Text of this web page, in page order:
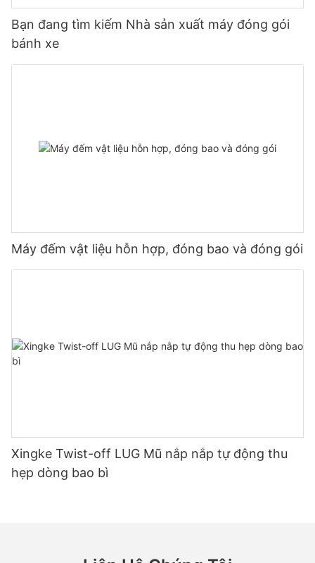
Bạn đang tìm kiếm Nhà sản xuất máy đóng gói
bánh xe
Máy đếm vật liệu hỗn hợp, đóng bao và đóng gói
Xingke Twist-off LUG Mũ nắp nắp tự động thu
hẹp dòng bao bì